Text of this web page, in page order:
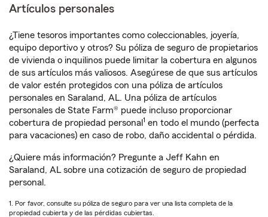
Artículos personales
¿Tiene tesoros importantes como coleccionables, joyería,
equipo deportivo y otros? Su póliza de seguro de propietarios
de vivienda o inquilinos puede limitar la cobertura en algunos
de sus artículos más valiosos. Asegúrese de que sus artículos
de valor estén protegidos con una póliza de artículos
personales en Saraland, AL. Una póliza de artículos
personales de State Farm® puede incluso proporcionar
cobertura de propiedad personal 1 en todo el mundo (perfecta
para vacaciones) en caso de robo, daño accidental o pérdida.
¿Quiere más información? Pregunte a Jeff Kahn en
Saraland, AL sobre una cotización de seguro de propiedad
personal.
1. Por favor, consulte su póliza de seguro para ver una lista completa de la
propiedad cubierta y de las pérdidas cubiertas.